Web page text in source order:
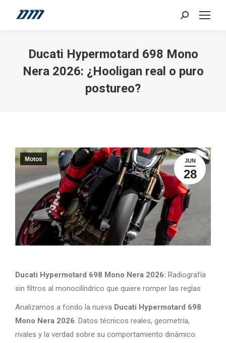
Search:
Ducati Hypermotard 698 Mono
Nera 2026: ¿Hooligan real o puro
postureo?
JUN
28
Motos
Ducati Hypermotard 698 Mono Nera 2026: Radiografía
sin filtros al monocilíndrico que quiere romper las reglas
Analizamos a fondo la nueva Ducati Hypermotard 698
Mono Nera 2026. Datos técnicos reales, geometría,
rivales y la verdad sobre su comportamiento dinámico.